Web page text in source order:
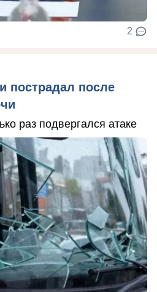
2
пострадал после
раз подвергался атаке